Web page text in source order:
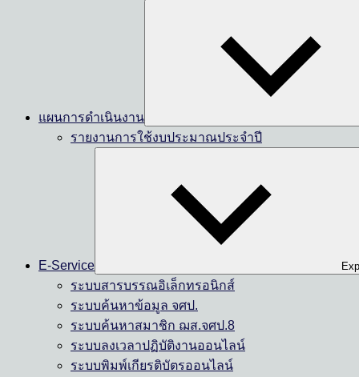
แผนการดำเนินงาน
รายงานการใช้งบประมาณประจำปี
E-Service
ระบบสารบรรณอิเล็กทรอนิกส์
ระบบค้นหาข้อมูล จศป.
ระบบค้นหาสมาชิก ฌส.จศป.8
ระบบลงเวลาปฏิบัติงานออนไลน์
ระบบพิมพ์เกียรติบัตรออนไลน์